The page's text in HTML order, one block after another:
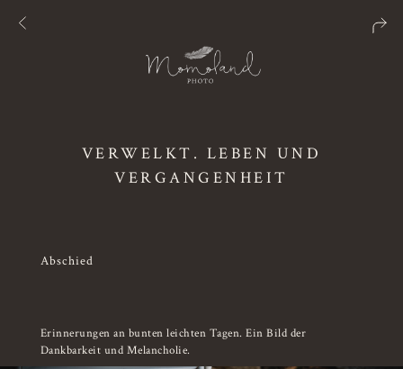
VERWELKT. LEBEN UND
VERGANGENHEIT
Abschied
Erinnerungen an bunten leichten Tagen. Ein Bild der
Dankbarkeit und Melancholie.